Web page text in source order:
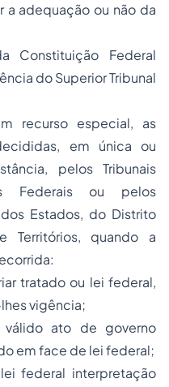
a adequação ou não da
Constituição Federal
do Superior Tribunal
recurso especial, as
em única ou
pelos Tribunais
Federais ou pelos
dos Estados, do Distrito
Territórios, quando a
tratado ou lei federal,
vigência;
válido ato de governo
em face de lei federal;
federal interpretação